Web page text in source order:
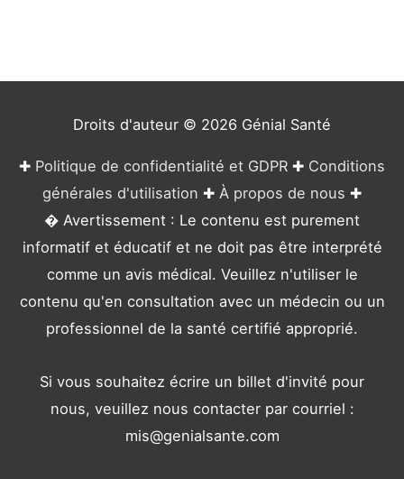
Droits d'auteur © 2026 Génial Santé
✚ Politique de confidentialité et GDPR ✚ Conditions
générales d'utilisation ✚ À propos de nous ✚
� Avertissement : Le contenu est purement
informatif et éducatif et ne doit pas être interprété
comme un avis médical. Veuillez n'utiliser le
contenu qu'en consultation avec un médecin ou un
professionnel de la santé certifié approprié.
Si vous souhaitez écrire un billet d'invité pour
nous, veuillez nous contacter par courriel :
mis@genialsante.com